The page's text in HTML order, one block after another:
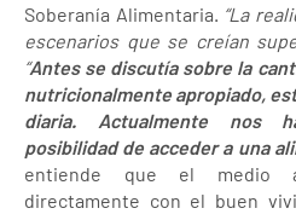
Soberanía Alimentaria. “La
escenarios que se creían
“Antes se discutía sobre la
nutricionalmente apropiado,
diaria. Actualmente nos
posibilidad de acceder a una
entiende que el medio
directamente con el buen